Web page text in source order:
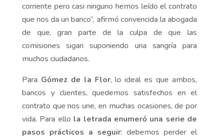
corriente pero casi ninguno hemos leído el contrato
que nos da un banco”, afirmó convencida la abogada
de que, gran parte de la culpa de que las
comisiones sigan suponiendo una sangría para
muchos ciudadanos.
Para Gómez de la Flor, lo ideal es que ambos,
bancos y clientes, quedemos satisfechos en el
contrato que nos une, en muchas ocasiones, de por
vida. Para ello la letrada enumeró una serie de
pasos prácticos a seguir: debemos perder el